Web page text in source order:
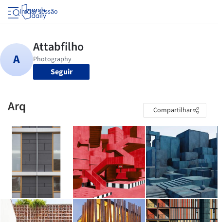
Iniciar sessão
Seguir
Arq Compartilhar